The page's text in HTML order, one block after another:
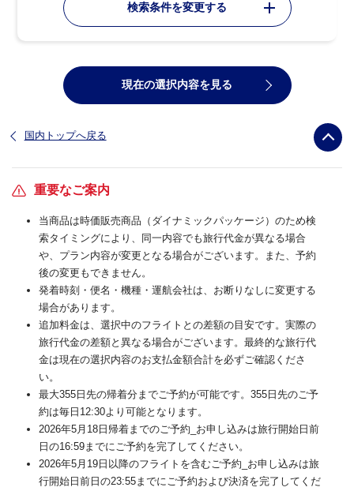
検索条件を変更する
現在の選択内容を見る
国内トップへ戻る
重要なご案内
当商品は時価販売商品（ダイナミックパッケージ）のため検
索タイミングにより、同一内容でも旅行代金が異なる場合
や、プラン内容が変更となる場合がございます。また、予約
後の変更もできません。
発着時刻・便名・機種・運航会社は、お断りなしに変更する
場合があります。
追加料金は、選択中のフライトとの差額の目安です。実際の
旅行代金の差額と異なる場合がございます。最終的な旅行代
金は現在の選択内容のお支払金額合計を必ずご確認くださ
い。
最大355日先の帰着分までご予約が可能です。355日先のご予
約は毎日12:30より可能となります。
2026年5月18日帰着までのご予約_お申し込みは旅行開始日前
日の16:59までにご予約を完了してください。
2026年5月19日以降のフライトを含むご予約_お申し込みは旅
行開始日前日の23:55までにご予約および決済を完了してくだ